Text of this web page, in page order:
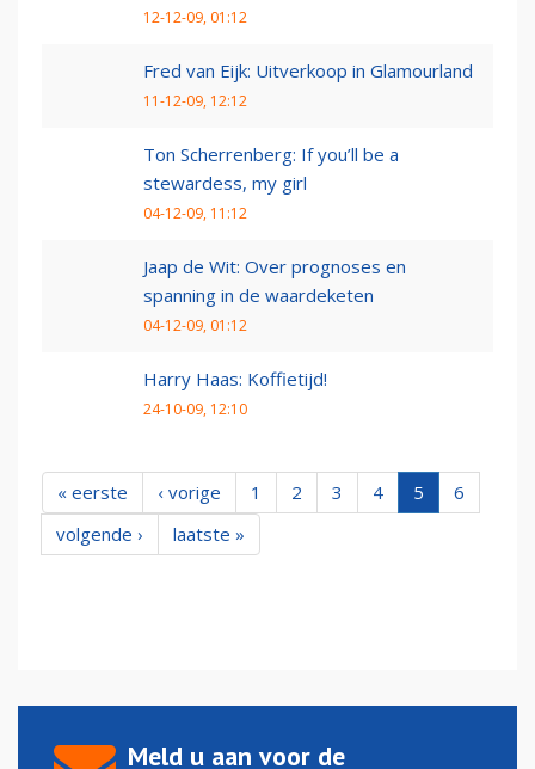
12-12-09, 01:12
Fred van Eijk: Uitverkoop in Glamourland
11-12-09, 12:12
Ton Scherrenberg: If you’ll be a
stewardess, my girl
04-12-09, 11:12
Jaap de Wit: Over prognoses en
spanning in de waardeketen
04-12-09, 01:12
Harry Haas: Koffietijd!
24-10-09, 12:10
« eerste ‹ vorige 1 2 3 4 5
6
volgende ›
laatste »
Meld u aan voor de